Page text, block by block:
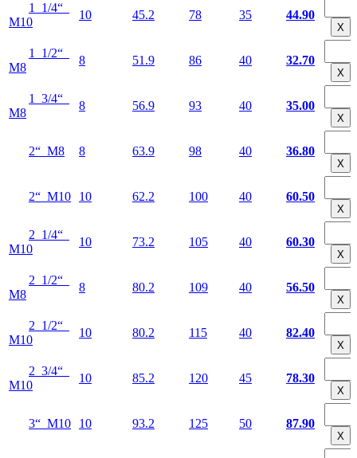
1 1/4“
М10
10 45.2 78 35 44.90
Х
1 1/2“
М8
8 51.9 86 40 32.70
Х
1 3/4“
М8
8 56.9 93 40 35.00
Х
2“ М8 8 63.9 98 40 36.80
Х
2“ М10 10 62.2 100 40 60.50
Х
2 1/4“
М10
10 73.2 105 40 60.30
Х
2 1/2“
М8
8 80.2 109 40 56.50
Х
2 1/2“
М10
10 80.2 115 40 82.40
Х
2 3/4“
М10
10 85.2 120 45 78.30
Х
3“ М10 10 93.2 125 50 87.90
Х